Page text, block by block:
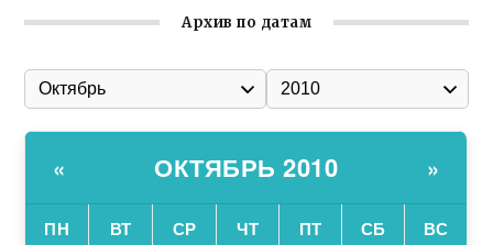
Архив по датам
« ОКТЯБРЬ 2010 »
ПН ВТ СР ЧТ ПТ СБ ВС